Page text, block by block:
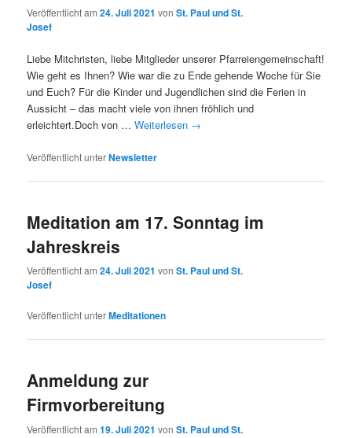
Veröffentlicht am24. Juli 2021 vonSt. Paul und St.
Josef
Liebe Mitchristen, liebe Mitglieder unserer Pfarreiengemeinschaft!
Wie geht es Ihnen? Wie war die zu Ende gehende Woche für Sie
und Euch? Für die Kinder und Jugendlichen sind die Ferien in
Aussicht – das macht viele von ihnen fröhlich und
erleichtert.Doch von …Weiterlesen →
Veröffentlicht unterNewsletter
Meditation am 17. Sonntag im
Jahreskreis
Veröffentlicht am24. Juli 2021 vonSt. Paul und St.
Josef
Veröffentlicht unterMeditationen
Anmeldung zur
Firmvorbereitung
Veröffentlicht am19. Juli 2021 vonSt. Paul und St.